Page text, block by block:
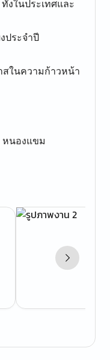
งในประเทศและ
ประจำปี
สในความก้าวหน้า
หนองแขม